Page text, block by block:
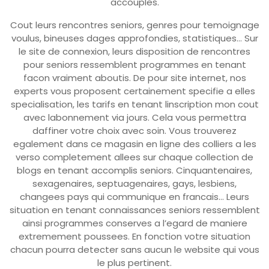
Cout leurs rencontres seniors, genres pour temoignage
voulus, bineuses dages approfondies, statistiques… Sur
le site de connexion, leurs disposition de rencontres
pour seniors ressemblent programmes en tenant
facon vraiment aboutis. De pour site internet, nos
experts vous proposent certainement specifie a elles
specialisation, les tarifs en tenant linscription mon cout
avec labonnement via jours. Cela vous permettra
daffiner votre choix avec soin. Vous trouverez
egalement dans ce magasin en ligne des colliers a les
verso completement allees sur chaque collection de
blogs en tenant accomplis seniors. Cinquantenaires,
sexagenaires, septuagenaires, gays, lesbiens,
changees pays qui communique en francais… Leurs
situation en tenant connaissances seniors ressemblent
ainsi programmes conserves a l’egard de maniere
extremement poussees. En fonction votre situation
chacun pourra detecter sans aucun le website qui vous
le plus pertinent.